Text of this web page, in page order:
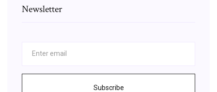
Newsletter
Subscribe